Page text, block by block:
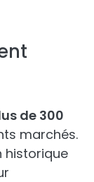
de 300
marchés.
historique